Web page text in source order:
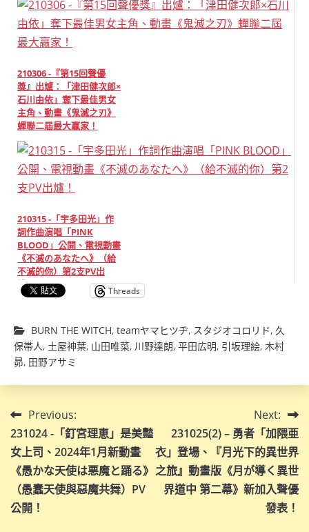
210306 -『第15回聲優
獎』出爐：「津田健次郎×
石川由依」奪下最佳男女
主角、動畫《鬼滅之刃》
蟬聯二屆最大贏家！
210315 -「宇多田光」作
詞作曲演唱「PINK
BLOOD」公開、電視動畫
《不滅のあなたへ》（給
不滅的你）第2支PV出
爐！
Threads
BURN THE WITCH, teamヤマヒツヂ, スタジオコロリド, 久
保帯人, 土屋神葉, 山田唯菜, 川野達朗, 平田広明, 引坂理絵, 木村
昴, 田野アサミ
文
章
導
覽
Previous:
231024 -「釘宮理恵」是美豔
女上司、2024年1月新動畫
《愚かな天使は悪魔と踊る》
（愚蠢天使與惡魔共舞）PV
公開！
Next:
231025(2) – 勇者「加隈亜
衣」登場、『月光下的異世界
之旅』動畫版《月が導く異世
界道中 第二幕》新加入聲優
發表！